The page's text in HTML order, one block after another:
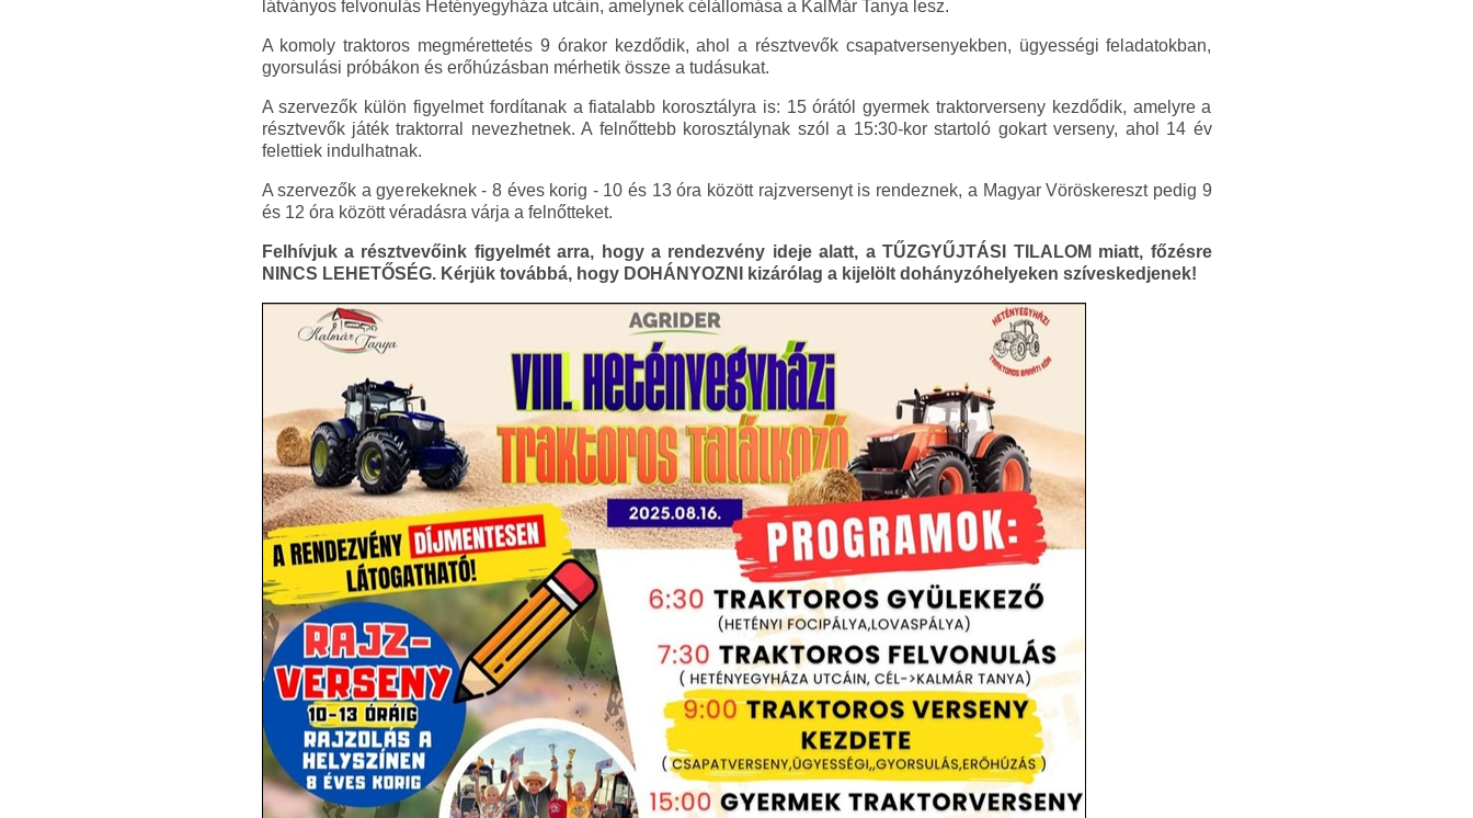
látványos felvonulás Hetényegyháza utcáin, amelynek célállomása a KalMár Tanya lesz.
A komoly traktoros megmérettetés 9 órakor kezdődik, ahol a résztvevők csapatversenyekben, ügyességi feladatokban,
gyorsulási próbákon és erőhúzásban mérhetik össze a tudásukat.
A szervezők külön figyelmet fordítanak a fiatalabb korosztályra is: 15 órától gyermek traktorverseny kezdődik, amelyre a
résztvevők játék traktorral nevezhetnek. A felnőttebb korosztálynak szól a 15:30-kor startoló gokart verseny, ahol 14 év
felettiek indulhatnak.
A szervezők a gyerekeknek - 8 éves korig - 10 és 13 óra között rajzversenyt is rendeznek, a Magyar Vöröskereszt pedig 9
és 12 óra között véradásra várja a felnőtteket.
Felhívjuk a résztvevőink figyelmét arra, hogy a rendezvény ideje alatt, a TŰZGYŰJTÁSI TILALOM miatt, főzésre
NINCS LEHETŐSÉG. Kérjük továbbá, hogy DOHÁNYOZNI kizárólag a kijelölt dohányzóhelyeken szíveskedjenek!